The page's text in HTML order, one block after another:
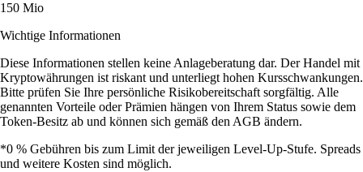
150 Mio
Wichtige Informationen
Diese Informationen stellen keine Anlageberatung dar. Der Handel mit
Kryptowährungen ist riskant und unterliegt hohen Kursschwankungen.
Bitte prüfen Sie Ihre persönliche Risikobereitschaft sorgfältig. Alle
genannten Vorteile oder Prämien hängen von Ihrem Status sowie dem
Token-Besitz ab und können sich gemäß den AGB ändern.
*0 % Gebühren bis zum Limit der jeweiligen Level-Up-Stufe. Spreads
und weitere Kosten sind möglich.